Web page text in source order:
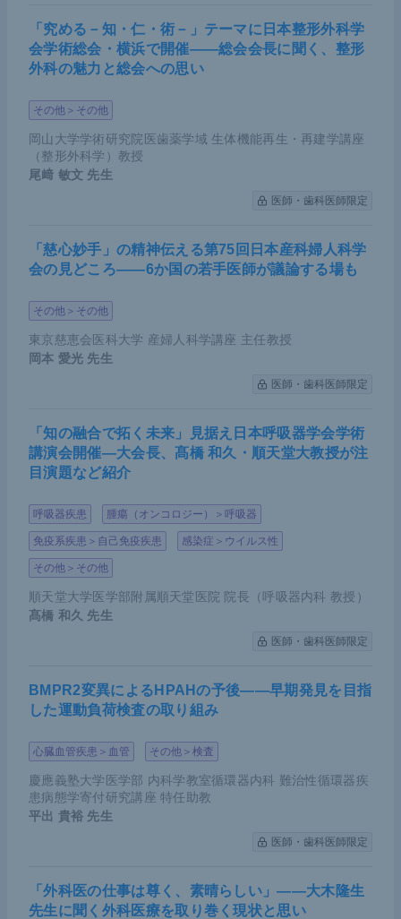
「究める－知・仁・術－」テーマに日本整形外科学
会学術総会・横浜で開催――総会会長に聞く、整形
外科の魅力と総会への思い
その他＞その他
岡山大学学術研究院医歯薬学域 生体機能再生・再建学講座
（整形外科学）教授
尾﨑 敏文 先生
医師・歯科医師限定
「慈心妙手」の精神伝える第75回日本産科婦人科学
会の見どころ――6か国の若手医師が議論する場も
その他＞その他
東京慈恵会医科大学 産婦人科学講座 主任教授
岡本 愛光 先生
医師・歯科医師限定
「知の融合で拓く未来」見据え日本呼吸器学会学術
講演会開催―大会長、髙橋 和久・順天堂大教授が注
目演題など紹介
呼吸器疾患 腫瘍（オンコロジー）＞呼吸器
免疫系疾患＞自己免疫疾患 感染症＞ウイルス性
その他＞その他
順天堂大学医学部附属順天堂医院 院長（呼吸器内科 教授）
髙橋 和久 先生
医師・歯科医師限定
BMPR2変異によるHPAHの予後――早期発見を目指
した運動負荷検査の取り組み
心臓血管疾患＞血管 その他＞検査
慶應義塾大学医学部 内科学教室循環器内科 難治性循環器疾
患病態学寄付研究講座 特任助教
平出 貴裕 先生
医師・歯科医師限定
「外科医の仕事は尊く、素晴らしい」――大木隆生
先生に聞く外科医療を取り巻く現状と思い